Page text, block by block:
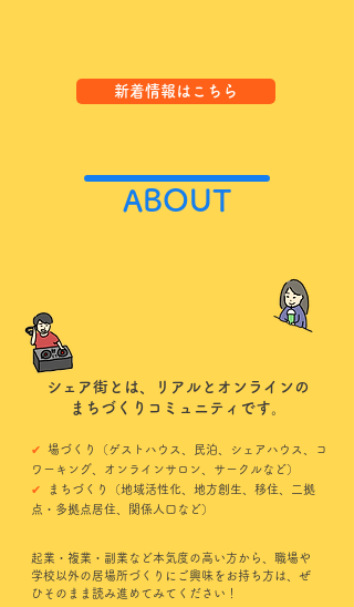
新着情報はこちら
ABOUT
シェア街とは、リアルとオンラインの
まちづくりコミュニティです。
✔︎ 場づくり（ゲストハウス、民泊、シェアハウス、コ
ワーキング、オンラインサロン、サークルなど）
✔︎
まちづくり（地域活性化、地方創生、移住、二拠
点・多拠点居住、関係人口など）
起業・複業・副業など本気度の高い方から、職場や
学校以外の居場所づくりにご興味をお持ち方は、ぜ
ひそのまま読み進めてみてください！